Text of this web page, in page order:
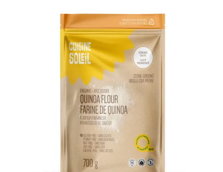
ADD TO CART / DETAILS